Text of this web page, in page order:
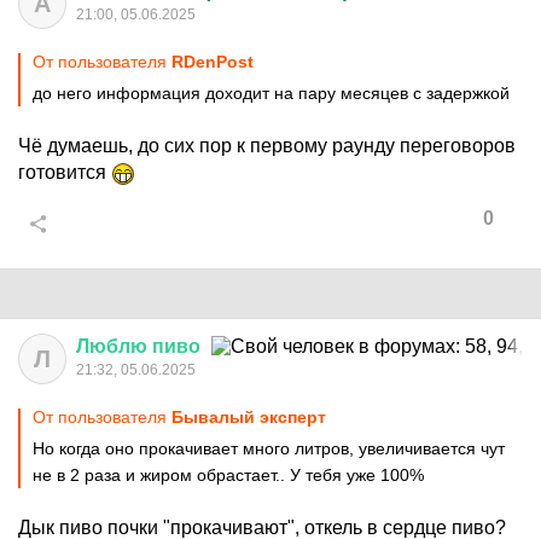
21:00, 05.06.2025
От пользователя RDenPost
до него информация доходит на пару месяцев с задержкой
Чё думаешь, до сих пор к первому раунду переговоров
готовится
0
Л Люблю пиво
21:32, 05.06.2025
От пользователя Бывалый эксперт
Но когда оно прокачивает много литров, увеличивается чут
не в 2 раза и жиром обрастает.. У тебя уже 100%
Дык пиво почки "прокачивают", откель в сердце пиво?